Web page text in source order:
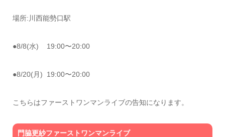
場所:川西能勢口駅
●8/8(水) 19:00〜20:00
●8/20(月) 19:00〜20:00
こちらはファーストワンマンライブの告知になります。
門脇更紗ファーストワンマンライブ